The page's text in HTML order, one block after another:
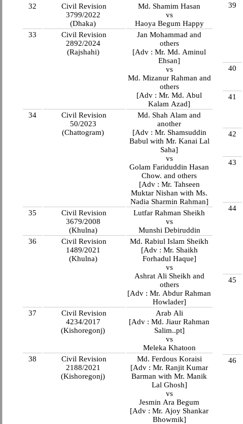
32
Civil Revision
3799/2022
(Dhaka)
Md. Shamim Hasan
vs
Haoya Begum Happy
33
Civil Revision
2892/2024
(Rajshahi)
Jan Mohammad and
others
[Adv : Mr. Md. Aminul
Ehsan]
vs
Md. Mizanur Rahman and
others
[Adv : Mr. Md. Abul
Kalam Azad]
34
Civil Revision
50/2023
(Chattogram)
Md. Shah Alam and
another
[Adv : Mr. Shamsuddin
Babul with Mr. Kanai Lal
Saha]
vs
Golam Fariduddin Hasan
Chow. and others
[Adv : Mr. Tahseen
Muktar Nishan with Ms.
Nadia Sharmin Rahman]
35
Civil Revision
3679/2008
(Khulna)
Lutfar Rahman Sheikh
vs
Munshi Debiruddin
36
Civil Revision
1489/2021
(Khulna)
Md. Rabiul Islam Sheikh
[Adv : Mr. Shaikh
Forhadul Haque]
vs
Ashrat Ali Sheikh and
others
[Adv : Mr. Abdur Rahman
Howlader]
37
Civil Revision
4234/2017
(Kishoregonj)
Arab Ali
[Adv : Md. Jiaur Rahman
Salim..pt]
vs
Meleka Khatoon
38
Civil Revision
2188/2021
(Kishoregonj)
Md. Ferdous Koraisi
[Adv : Mr. Ranjit Kumar
Barman with Mr. Manik
Lal Ghosh]
vs
Jesmin Ara Begum
[Adv : Mr. Ajoy Shankar
Bhowmik]
39
40
41
42
43
44
45
46